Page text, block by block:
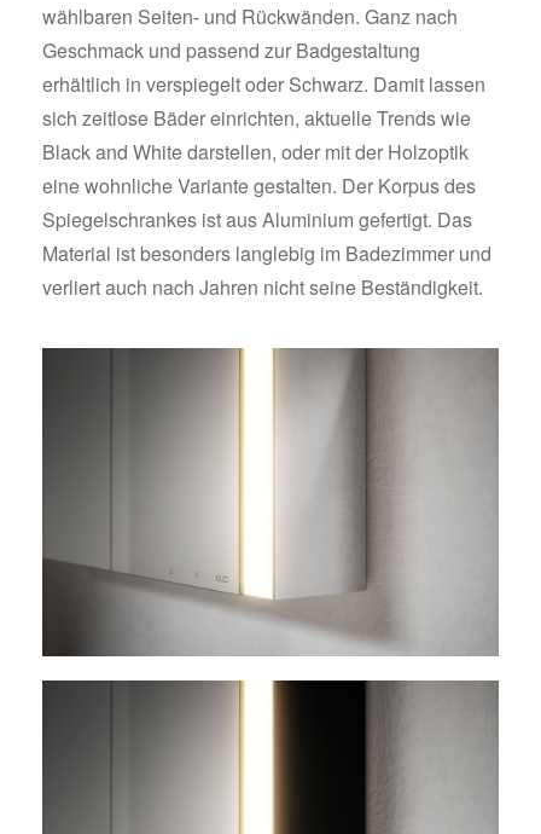
wählbaren Seiten- und Rückwänden. Ganz nach
Geschmack und passend zur Badgestaltung
erhältlich in verspiegelt oder Schwarz. Damit lassen
sich zeitlose Bäder einrichten, aktuelle Trends wie
Black and White darstellen, oder mit der Holzoptik
eine wohnliche Variante gestalten. Der Korpus des
Spiegelschrankes ist aus Aluminium gefertigt. Das
Material ist besonders langlebig im Badezimmer und
verliert auch nach Jahren nicht seine Beständigkeit.